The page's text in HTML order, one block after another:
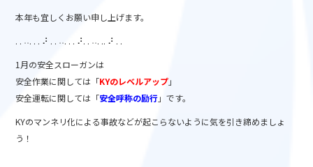
k
本年も宜しくお願い申し上げます。
. . ˒˒. . . ⠜ . . ˒˒. . . ⠜. . ˒˒. .. ⠜ . .
1月の安全スローガンは
安全作業に関しては「KYのレベルアップ」
安全運転に関しては「安全呼称の励行」です。
KYのマンネリ化による事故などが起こらないように気を引き締めましょ
う！